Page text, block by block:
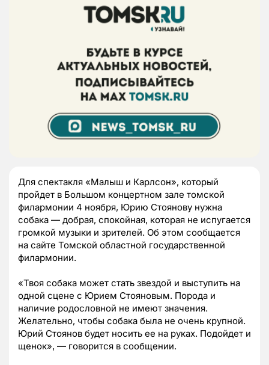
Для спектакля «Малыш и Карлсон», который
пройдет в Большом концертном зале томской
филармонии 4 ноября, Юрию Стоянову нужна
собака — добрая, спокойная, которая не испугается
громкой музыки и зрителей. Об этом сообщается
на сайте Томской областной государственной
филармонии.
«Твоя собака может стать звездой и выступить на
одной сцене с Юрием Стояновым. Порода и
наличие родословной не имеют значения.
Желательно, чтобы собака была не очень крупной.
Юрий Стоянов будет носить ее на руках. Подойдет и
щенок», — говорится в сообщении.